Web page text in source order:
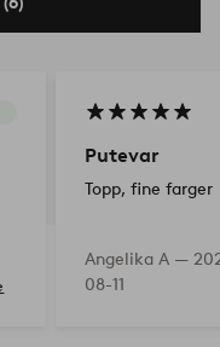
Putevar
Topp, fine farger
Angelika A —
08-11